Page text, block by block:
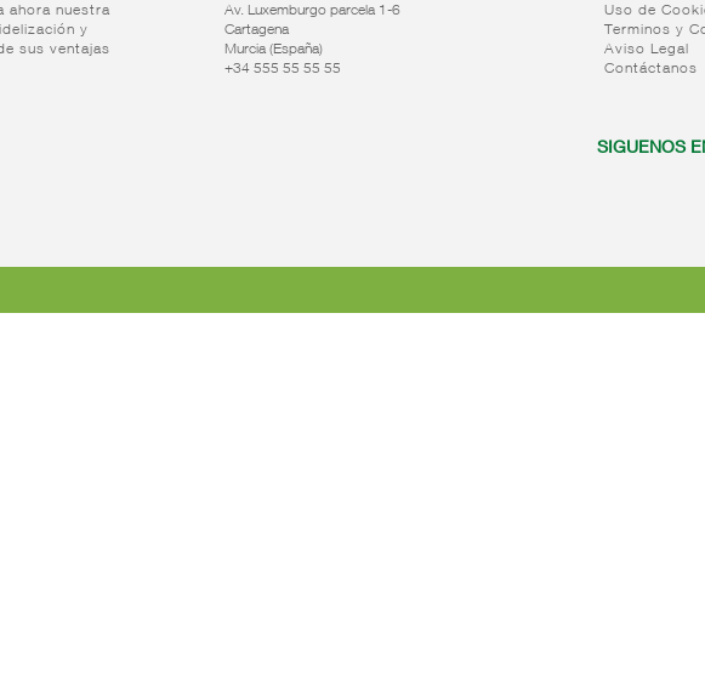
ahora nuestra
y
sus ventajas
Av. Luxemburgo parcela 1-6
Cartagena
Murcia (España)
+34 555 55 55 55
Uso de
Terminos y
Aviso Legal
Contáctanos
SIGUENOS